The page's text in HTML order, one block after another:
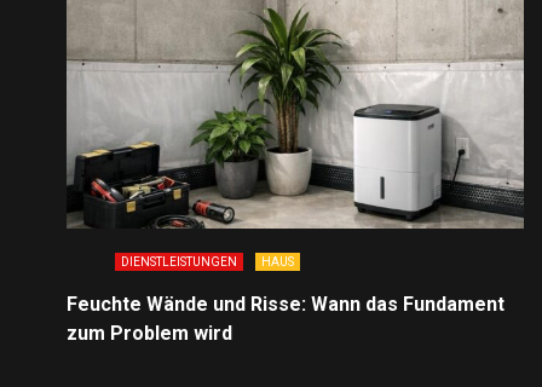
DIENSTLEISTUNGEN HAUS
Feuchte Wände und Risse: Wann das Fundament
zum Problem wird